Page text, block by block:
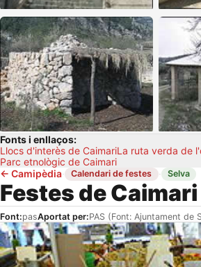
Fonts i enllaços:
Llocs d'interès de CaimariLa ruta verda de
Parc etnològic de Caimari
← Camipèdia· Calendari de festes · Selva
Festes de Caimari
Font:pasAportat per:PAS (Font: Ajuntament de